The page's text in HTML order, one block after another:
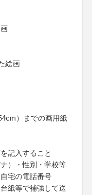
絵画
）までの画用紙
記入すること
）・性別・学校等
宅の電話番号
紙等で補強して送